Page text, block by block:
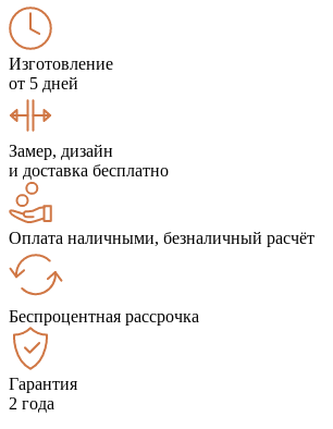
Изготовление
от 5 дней
Замер, дизайн
и доставка бесплатно
Оплата наличными, безналичный расчёт
Беспроцентная рассрочка
Гарантия
2 года